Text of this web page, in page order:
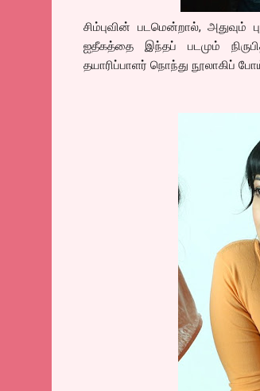
சிம்புவின் படமென்றால்,
ஐதீகத்தை இந்தப் படமும்
தயாரிப்பாளர் நொந்து நூலாகிப்